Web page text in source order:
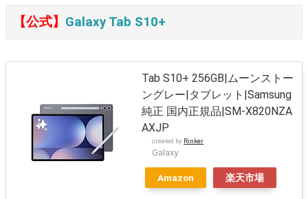
【公式】 Galaxy Tab S10+
Tab S10+ 256GB|ムーンストー
ングレー|タブレット|Samsung
純正 国内正規品|SM-X820NZA
AXJP
created by Rinker
Galaxy
Amazon 楽天市場